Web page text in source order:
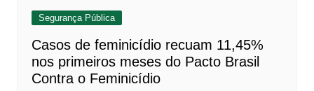
Segurança Pública
Casos de feminicídio recuam 11,45%
nos primeiros meses do Pacto Brasil
Contra o Feminicídio